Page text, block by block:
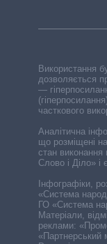
Використання
дозволяється
—
часткового
Аналітична
що розміщені
стан виконання
Слово і Діло»
Інфографіки,
«Система
ГО «Система
Матеріали,
реклами:
«Партнерський